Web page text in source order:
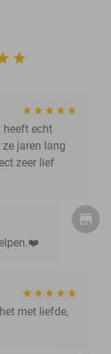
heeft echt
jaren lang
zeer lief
met liefde,